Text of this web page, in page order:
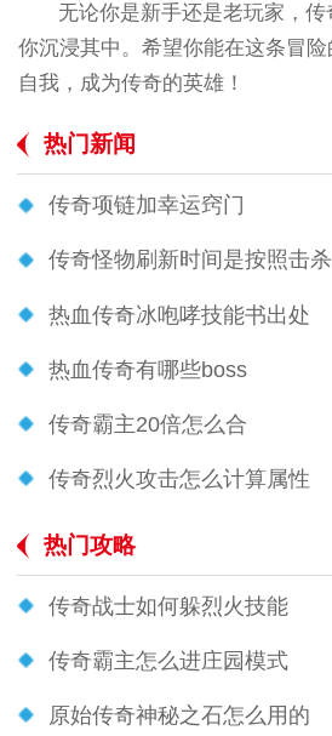
无论你是新手还是老玩家，
你沉浸其中。希望你能在这条冒
自我，成为传奇的英雄！
热门新闻
传奇项链加幸运窍门
传奇怪物刷新时间是按照击杀
热血传奇冰咆哮技能书出处
热血传奇有哪些boss
传奇霸主20倍怎么合
传奇烈火攻击怎么计算属性
热门攻略
传奇战士如何躲烈火技能
传奇霸主怎么进庄园模式
原始传奇神秘之石怎么用的